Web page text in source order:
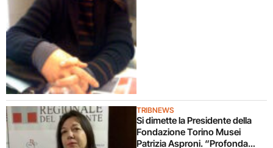
TRIBNEWS
Si dimette la Presidente della
Fondazione Torino Musei
Patrizia Asproni. “Profonda